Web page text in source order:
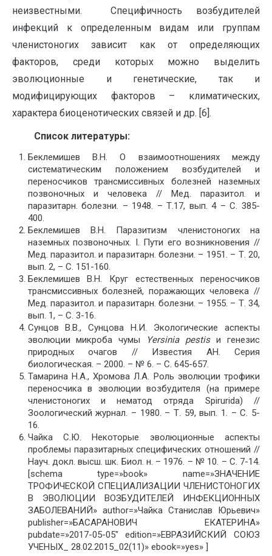
неизвестными. Специфичность возбудителей
инфекций к определенным видам или группам
членистоногих зависит как от определяющих
факторов, среди которых можно выделить
эволюционные и генетические, так и
модифицирующих факторов – климатических,
характера биоценотических связей и др. [6].
Список литературы:
Беклемишев В.Н. О взаимоотношениях между
систематическим положением возбудителей и
переносчиков трансмиссивных болезней наземных
позвоночных и человека // Мед. паразитол. и
паразитарн. болезни. – 1948. – Т.17, вып. 4 – С. 385-
400.
Беклемишев В.Н. Паразитизм членистоногих на
наземных позвоночных. I. Пути его возникновения //
Мед. паразитол. и паразитарн. болезни. – 1951. – Т. 20,
вып. 2, – С. 151-160.
Беклемишев В.Н. Круг естественных переносчиков
трансмиссивных болезней, поражающих человека //
Мед. паразитол. и паразитарн. болезни. – 1955. – Т. 34,
вып. 1, – С. 3-16.
Сунцов В.В., Сунцова Н.И. Экологические аспекты
эволюции микроба чумы
Yersinia pestisи генезис
природных очагов // Известия АН. Серия
биологическая. – 2000. – № 6. – С. 645-657.
Тамарина Н.А., Хромова Л.А. Роль эволюции трофики
переносчика в эволюции возбудителя (на примере
членистоногих и нематод отряда Spirurida) //
Зоологический журнал. – 1980. – Т. 59, вып. 1. – С. 5-
16.
Чайка С.Ю. Некоторые эволюционные аспекты
проблемы паразитарных специфических отношений //
Науч. докл. высш. шк. Биол. н. – 1976. – № 10. – С. 7-14.
[schema type=»book» name=»ЗНАЧЕНИЕ
ТРОФИЧЕСКОЙ СПЕЦИАЛИЗАЦИИ ЧЛЕНИСТОНОГИХ
В ЭВОЛЮЦИИ ВОЗБУДИТЕЛЕЙ ИНФЕКЦИОННЫХ
ЗАБОЛЕВАНИЙ» author=»Чайка Станислав Юрьевич»
publisher=»БАСАРАНОВИЧ ЕКАТЕРИНА»
pubdate=»2017-05-05″ edition=»ЕВРАЗИЙСКИЙ СОЮЗ
УЧЕНЫХ_ 28.02.2015_02(11)» ebook=»yes» ]